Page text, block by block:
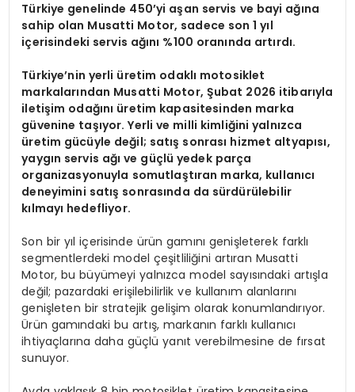
Türkiye genelinde 450’yi aşan servis ve bayi ağına
sahip olan Musatti Motor, sadece son 1 yıl
içerisindeki servis ağını %100 oranında artırdı.
Türkiye’nin yerli üretim odaklı motosiklet
markalarından Musatti Motor, Şubat 2026 itibarıyla
iletişim odağını üretim kapasitesinden marka
güvenine taşıyor. Yerli ve milli kimliğini yalnızca
üretim gücüyle değil; satış sonrası hizmet altyapısı,
yaygın servis ağı ve güçlü yedek parça
organizasyonuyla somutlaştıran marka, kullanıcı
deneyimini satış sonrasında da sürdürülebilir
kılmayı hedefliyor.
Son bir yıl içerisinde ürün gamını genişleterek farklı
segmentlerdeki model çeşitliliğini artıran Musatti
Motor, bu büyümeyi yalnızca model sayısındaki artışla
değil; pazardaki erişilebilirlik ve kullanım alanlarını
genişleten bir stratejik gelişim olarak konumlandırıyor.
Ürün gamındaki bu artış, markanın farklı kullanıcı
ihtiyaçlarına daha güçlü yanıt verebilmesine de fırsat
sunuyor.